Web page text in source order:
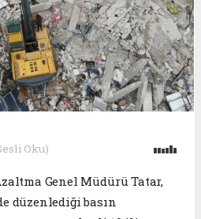
Oku)
Genel Müdürü Tatar,
düzenlediği basın